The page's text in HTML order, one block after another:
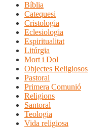
Bíblia
Catequesi
Cristologia
Eclesiologia
Espiritualitat
Litúrgia
Mort i Dol
Objectes Religiosos
Pastoral
Primera Comunió
Religions
Santoral
Teologia
Vida religiosa